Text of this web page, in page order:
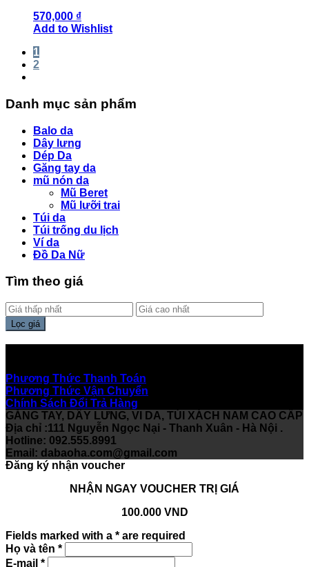
570,000 ₫
Add to Wishlist
1
2
Danh mục sản phẩm
Balo da
Dây lưng
Dép Da
Găng tay da
mũ nón da
Mũ Beret
Mũ lưỡi trai
Túi da
Túi trống du lịch
Ví da
Đồ Da Nữ
Tìm theo giá
Lọc giá
Phương Thức Thanh Toán
Phương Thức Vận Chuyển
Chính Sách Đổi Trả Hàng
GĂNG TAY, DÂY LƯNG, VI DA, TÚI XÁCH NAM CAO CẤP
Địa chỉ :111 Nguyễn Ngọc Nại - Thanh Xuân - Hà Nội .
Hotline: 092.555.8991
Email: dabaoha.com@gmail.com
Đăng ký nhận voucher
NHẬN NGAY VOUCHER TRỊ GIÁ
100.000 VND
Fields marked with a * are required
Họ và tên *
E-mail *